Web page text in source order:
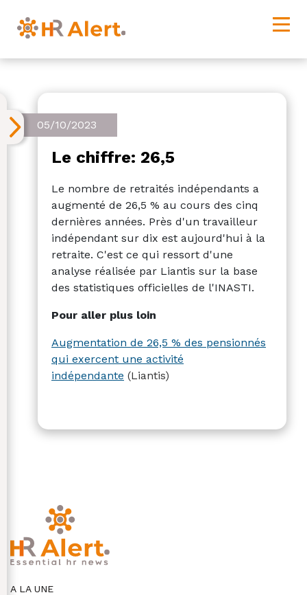
05/10/2023
Le chiffre: 26,5
Le nombre de retraités indépendants a
augmenté de 26,5 % au cours des cinq
dernières années. Près d'un travailleur
indépendant sur dix est aujourd'hui à la
retraite. C'est ce qui ressort d'une
analyse réalisée par Liantis sur la base
des statistiques officielles de l'INASTI.
Pour aller plus loin
Augmentation de 26,5 % des pensionnés
qui exercent une activité
indépendante (Liantis)
A LA UNE